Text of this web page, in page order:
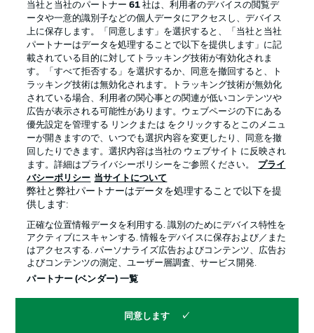
プライバシー・ポリシー 優先設定を管理する
利用条件 放送局
求人 選手
当サイトについて
© 2026 Bundesliga-Gruppe GmbH
言語をお選びください
当社と当社のパートナー61 社は、利用者のデバイスの閲覧デ
ータや一意的識別子などの個人データにアクセスし、デバイス
上に保存します。「同意します」を選択すると、「当社と当社
パートナーはデータを処理することで以下を提供します」に記
載されている目的に対してトラッキング技術が有効化されま
す。「すべて拒否する」を選択するか、同意を撤回すると、ト
ラッキング技術は無効化されます。トラッキング技術が無効化
されている場合、利用者の関心事との関連が低いコンテンツや
広告が表示される可能性があります。ウェブページの下にある
優先設定を管理する リンクまたは をクリックするとこのメニュ
ーが開きますので、いつでも選択内容を変更したり、同意を撤
回したりできます。選択内容は当社の ウェブサイト に反映され
ます。詳細はプライバシーポリシーをご参照ください。
プライ
バシーポリシー 当サイトについて
弊社と弊社パートナーはデータを処理することで以下を提
供します:
正確な位置情報データを利用する. 識別のためにデバイス特性を
アクティブにスキャンする. 情報をデバイスに保存および／また
はアクセスする. パーソナライズ広告およびコンテンツ、広告お
よびコンテンツの測定、ユーザー層調査、サービス開発.
パートナー (ベンダー) 一覧
同意します